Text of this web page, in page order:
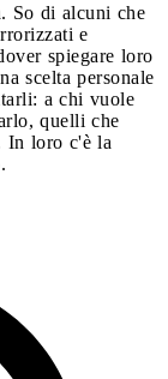
So di alcuni che
e
spiegare loro
scelta personale
a chi vuole
quelli che
In loro c'è la